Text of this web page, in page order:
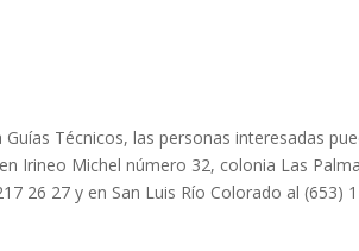
Técnicos, las personas interesadas
Irineo Michel número 32, colonia Las
26 27 y en San Luis Río Colorado al (653)